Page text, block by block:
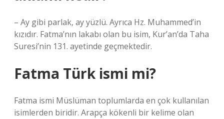
– Ay gibi parlak, ay yüzlü. Ayrıca Hz. Muhammed’in
kızıdır. Fatma’nın lakabı olan bu isim, Kur’an’da Taha
Suresi’nin 131. ayetinde geçmektedir.
Fatma Türk ismi mi?
Fatma ismi Müslüman toplumlarda en çok kullanılan
isimlerden biridir. Arapça kökenli bir kelime olan